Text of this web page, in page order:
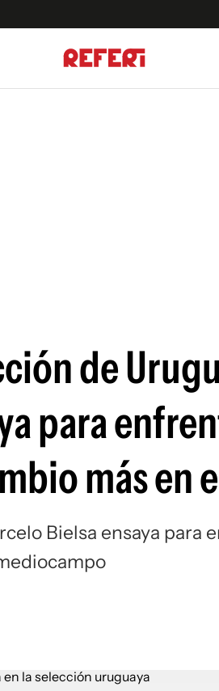
de
para
más en
Bielsa ensaya para